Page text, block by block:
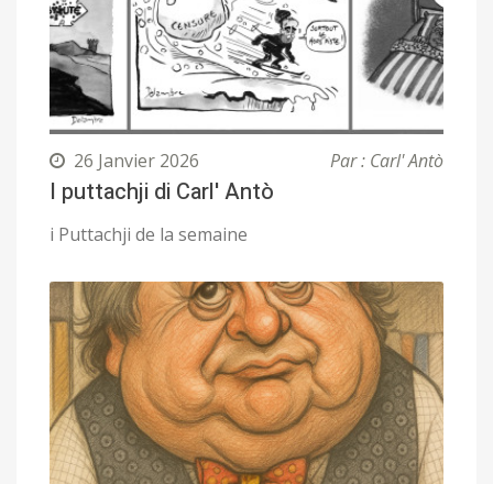
26 Janvier 2026 Par : Carl' Antò
I puttachji di Carl' Antò
i Puttachji de la semaine